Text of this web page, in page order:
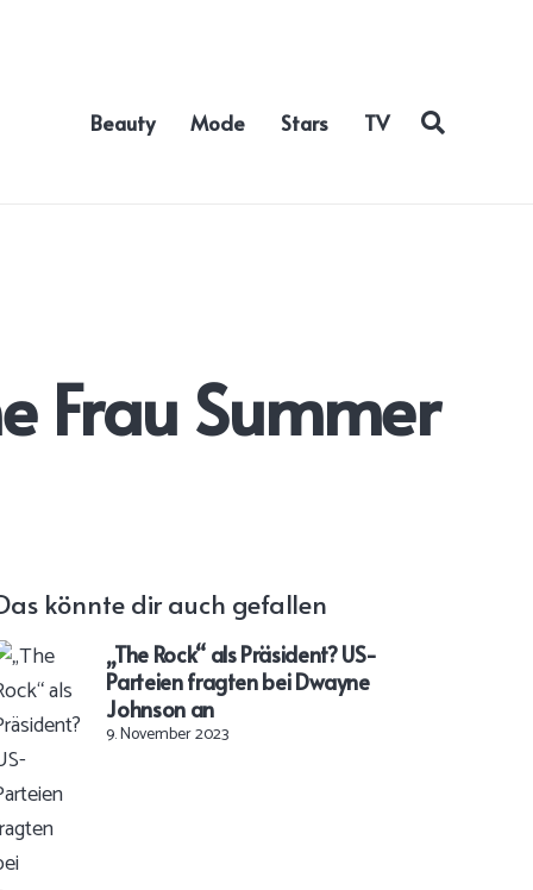
Beauty Mode Stars TV
Frau Summer
könnte dir auch gefallen
„The Rock“ als Präsident? US-
Parteien fragten bei Dwayne
Johnson an
9. November 2023